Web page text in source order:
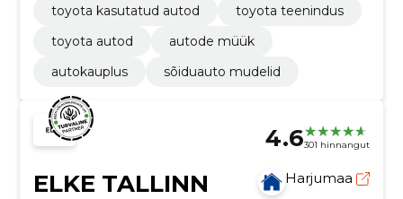
toyota kasutatud autod
toyota teenindus
toyota autod
autode müük
autokauplus
sõiduauto mudelid
4.6301 hinnangut
ELKE TALLINN
Harjumaa